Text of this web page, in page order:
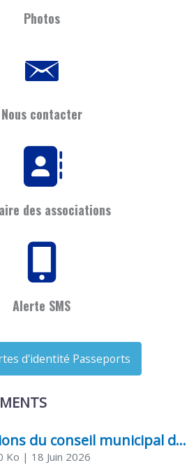
Photos
Nous contacter
des associations
Alerte SMS
d'identité Passeports
Délibérations du conseil municipal du 18 juin 2026
Ko | 18 Juin 2026